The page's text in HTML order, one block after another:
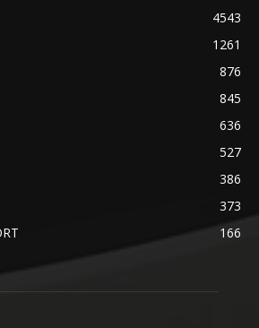
4543
1261
876
845
636
527
386
373
166